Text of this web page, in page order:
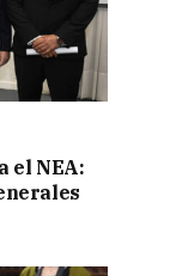
el NEA: